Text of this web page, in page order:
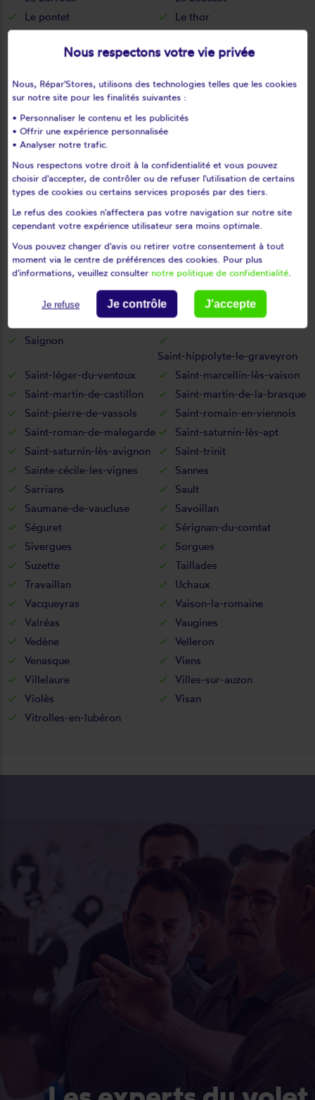
Le pontet
Le thor
Lourmarin
L'isle-sur-la-sorgue
Mazan
Ménerbes
Mérindol
Méthamis
Modène
Monieux
Morières-lès-avignon
Mormoiron
Mornas
Oppède
Orange
Pernes-les-fontaines
Pertuis
Peypin-d'aigues
Piolenc
Puget
Puyméras
Puyvert
Roaix
Robion
Sablet
Saignon
Saint-hippolyte-le-graveyron
Saint-léger-du-ventoux
Saint-marcellin-lès-vaison
Saint-martin-de-castillon
Saint-martin-de-la-brasque
Saint-pierre-de-vassols
Saint-romain-en-viennois
Saint-roman-de-malegarde
Saint-saturnin-lès-apt
Saint-saturnin-lès-avignon
Saint-trinit
Sainte-cécile-les-vignes
Sannes
Sarrians
Sault
Saumane-de-vaucluse
Savoillan
Séguret
Sérignan-du-comtat
Sivergues
Sorgues
Suzette
Taillades
Travaillan
Uchaux
Vacqueyras
Vaison-la-romaine
Valréas
Vaugines
Vedène
Velleron
Venasque
Viens
Villelaure
Villes-sur-auzon
Violès
Visan
Vitrolles-en-lubéron
Nous respectons votre vie privée
Nous, Répar'Stores, utilisons des technologies telles que les cookies
sur notre site pour les finalités suivantes :
• Personnaliser le contenu et les publicités
• Offrir une expérience personnalisée
• Analyser notre trafic.
Nous respectons votre droit à la confidentialité et vous pouvez
choisir d'accepter, de contrôler ou de refuser l'utilisation de certains
types de cookies ou certains services proposés par des tiers.
Le refus des cookies n'affectera pas votre navigation sur notre site
cependant votre expérience utilisateur sera moins optimale.
Vous pouvez changer d'avis ou retirer votre consentement à tout
moment via le centre de préférences des cookies. Pour plus
d'informations, veuillez consulter notre politique de confidentialité.
Je refuse Je contrôle J'accepte